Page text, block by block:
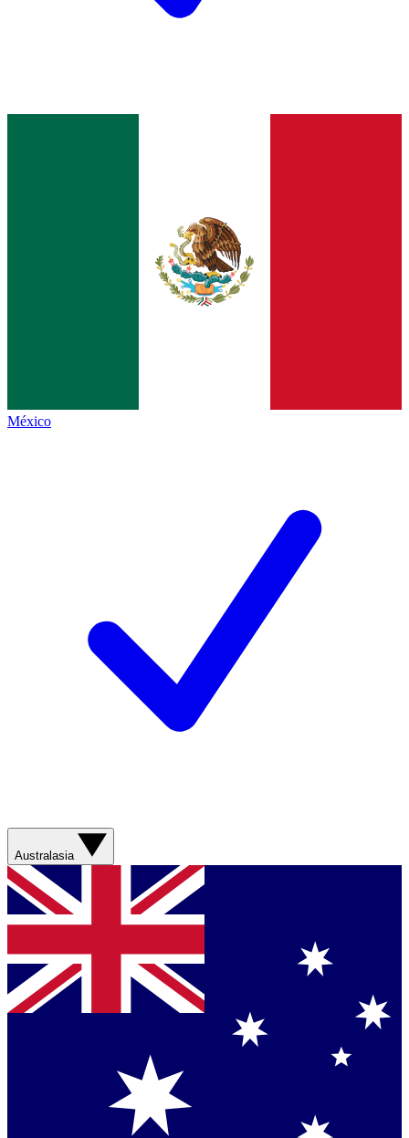
México
Australasia